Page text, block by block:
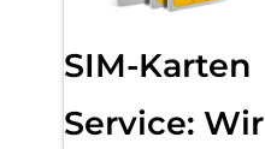
SIM-Karten
Service: Wir